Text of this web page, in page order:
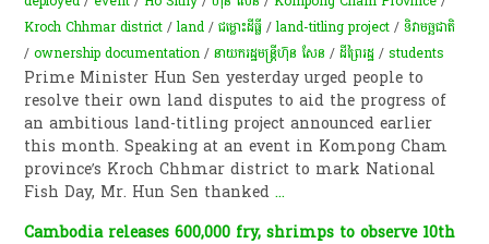
Kroch Chhmar district /land /ជម្លោះ​ដីធ្លី /land-titling project /ទិវា​មច្ឆជាតិ​
/ownership documentation /នាយករដ្ឋមន្ត្រីហ៊ុន សែន /ដី​ព្រៃ​រដ្ឋ /students
Prime Minister Hun Sen yesterday urged people to
resolve their own land disputes to aid the progress of
an ambitious land-titling project announced earlier
this month. Speaking at an event in Kompong Cham
province’s Kroch Chhmar district to mark National
Fish Day, Mr. Hun Sen thanked...
Cambodia releases 600,000 fry, shrimps to observe 10th